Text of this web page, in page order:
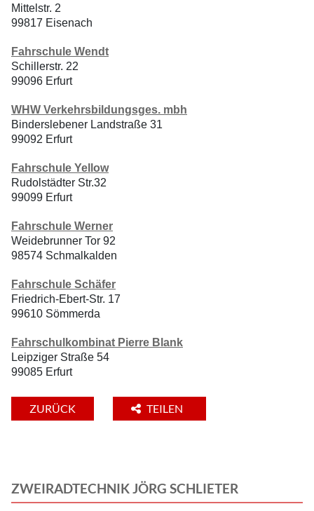
Mittelstr. 2
99817 Eisenach
Fahrschule Wendt
Schillerstr. 22
99096 Erfurt
WHW Verkehrsbildungsges. mbh
Binderslebener Landstraße 31
99092 Erfurt
Fahrschule Yellow
Rudolstädter Str.32
99099 Erfurt
Fahrschule Werner
Weidebrunner Tor 92
98574 Schmalkalden
Fahrschule Schäfer
Friedrich-Ebert-Str. 17
99610 Sömmerda
Fahrschulkombinat Pierre Blank
Leipziger Straße 54
99085 Erfurt
ZURÜCK TEILEN
ZWEIRADTECHNIK JÖRG SCHLIETER